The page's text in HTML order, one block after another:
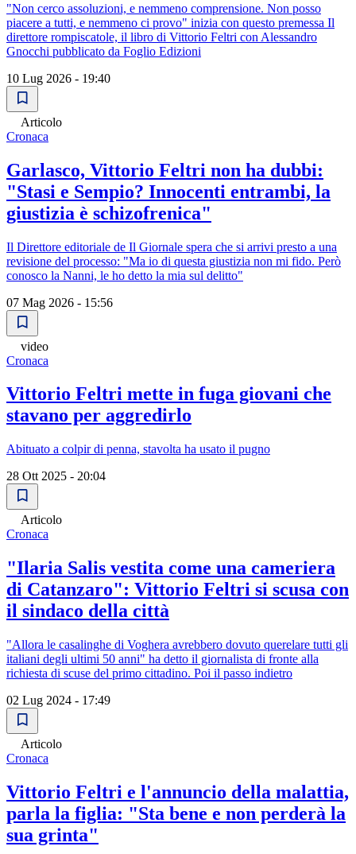
"Non cerco assoluzioni, e nemmeno comprensione. Non posso
piacere a tutti, e nemmeno ci provo" inizia con questo premessa Il
direttore rompiscatole, il libro di Vittorio Feltri con Alessandro
Gnocchi pubblicato da Foglio Edizioni
10 Lug 2026 - 19:40
Articolo
Cronaca
Garlasco, Vittorio Feltri non ha dubbi:
"Stasi e Sempio? Innocenti entrambi, la
giustizia è schizofrenica"
Il Direttore editoriale de Il Giornale spera che si arrivi presto a una
revisione del processo: "Ma io di questa giustizia non mi fido. Però
conosco la Nanni, le ho detto la mia sul delitto"
07 Mag 2026 - 15:56
video
Cronaca
Vittorio Feltri mette in fuga giovani che
stavano per aggredirlo
Abituato a colpir di penna, stavolta ha usato il pugno
28 Ott 2025 - 20:04
Articolo
Cronaca
"Ilaria Salis vestita come una cameriera
di Catanzaro": Vittorio Feltri si scusa con
il sindaco della città
"Allora le casalinghe di Voghera avrebbero dovuto querelare tutti gli
italiani degli ultimi 50 anni" ha detto il giornalista di fronte alla
richiesta di scuse del primo cittadino. Poi il passo indietro
02 Lug 2024 - 17:49
Articolo
Cronaca
Vittorio Feltri e l'annuncio della malattia,
parla la figlia: "Sta bene e non perderà la
sua grinta"